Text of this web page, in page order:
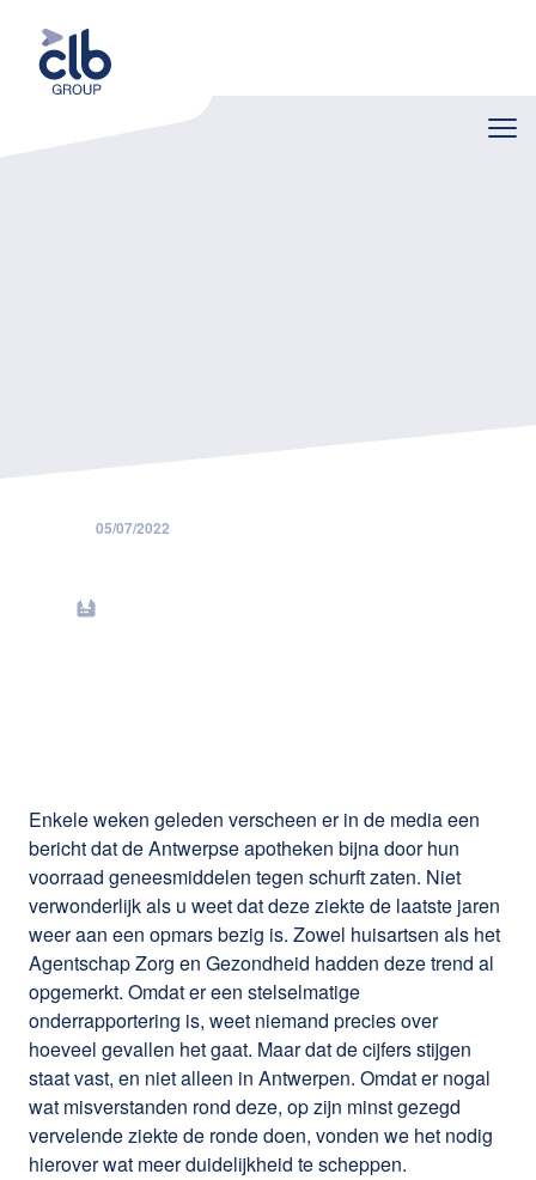
05/07/2022
weggeweest: schurft
Enkele weken geleden verscheen er in de media een
bericht dat de Antwerpse apotheken bijna door hun
voorraad geneesmiddelen tegen schurft zaten. Niet
verwonderlijk als u weet dat deze ziekte de laatste jaren
weer aan een opmars bezig is. Zowel huisartsen als het
Agentschap Zorg en Gezondheid hadden deze trend al
opgemerkt. Omdat er een stelselmatige
onderrapportering is, weet niemand precies over
hoeveel gevallen het gaat. Maar dat de cijfers stijgen
staat vast, en niet alleen in Antwerpen. Omdat er nogal
wat misverstanden rond deze, op zijn minst gezegd
vervelende ziekte de ronde doen, vonden we het nodig
hierover wat meer duidelijkheid te scheppen.